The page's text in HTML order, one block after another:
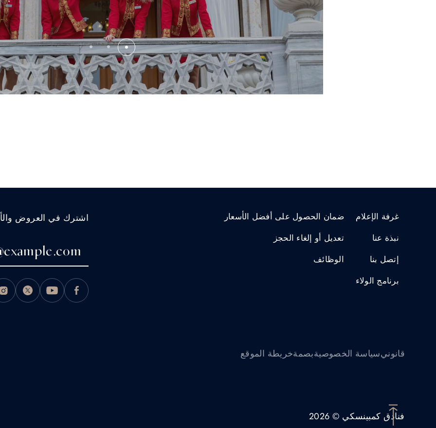
غرفة الإعلام
نبذة عنا
إتصل بنا
برنامج الولاء
ضمان الحصول على أفضل الأسعار
تعديل أو إلغاء الحجز
الوظائف
اشترك في العروض
قانونيسياسة الخصوصيةبصمةخريطة الموقع
فنادق كمبينسكي © 2026